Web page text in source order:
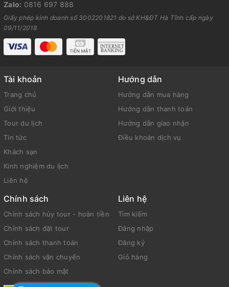
Zalo: 0816 697 888
Giấy phép kinh doanh số 3002201821 do sở KH&ĐT Hà Tĩnh cấp ngày
09/11/2018
Tài khoản
Trang chủ
Giới thiệu
Tour du lịch
Tin tức
Khách sạn
Kinh nghiệm du lịch
Liên hệ
Hướng dẫn
Hướng dẫn mua hàng
Hướng dẫn thanh toán
Hướng dẫn giao nhận
Điều khoản dịch vụ
Chính sách
Chính sách hủy tour - hoàn tiền
Chính sách đặt tour
Chính sách thanh toán
Chính sách vận chuyển
Chính sách bảo mật
Liên hệ
Tìm kiếm
Đăng nhập
Đăng ký
Giỏ hàng